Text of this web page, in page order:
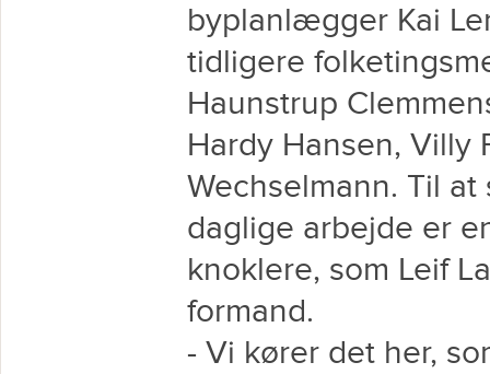
byplanlægger Kai
tidligere
Haunstrup
Hardy Hansen, Villy
Wechselmann. Til
daglige arbejde er
knoklere, som Leif
formand.
- Vi kører det her,